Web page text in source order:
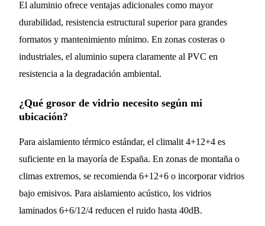
El aluminio ofrece ventajas adicionales como mayor
durabilidad, resistencia estructural superior para grandes
formatos y mantenimiento mínimo. En zonas costeras o
industriales, el aluminio supera claramente al PVC en
resistencia a la degradación ambiental.
¿Qué grosor de vidrio necesito según mi
ubicación?
Para aislamiento térmico estándar, el climalit 4+12+4 es
suficiente en la mayoría de España. En zonas de montaña o
climas extremos, se recomienda 6+12+6 o incorporar vidrios
bajo emisivos. Para aislamiento acústico, los vidrios
laminados 6+6/12/4 reducen el ruido hasta 40dB.